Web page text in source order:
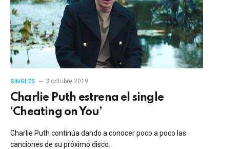
SINGLES 3 octubre 2019
Charlie Puth estrena el single
‘Cheating on You’
Charlie Puth continúa dando a conocer poco a poco las
canciones de su próximo disco.